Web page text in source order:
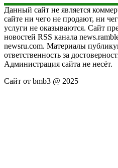
Данный сайт не является
сайте ни чего не продают, ни
услуги не оказываются. Сайт
новостей RSS канала
newsru.com. Материалы
ответственность за
Администрация сайта не несёт.
Сайт от bmb3 @ 2025